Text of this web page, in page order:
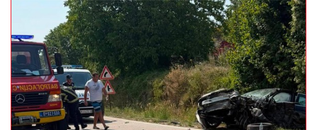
Lepe vesti za najstarije! Vučić najavio povećanje pre
roka: "Penzije će u potpunosti pratiti plate!"